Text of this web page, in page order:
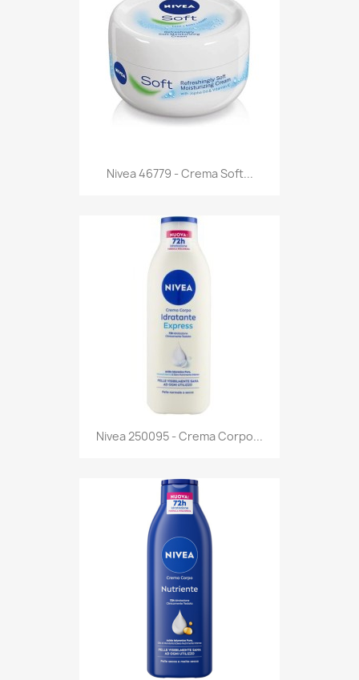
Anteprima
Nivea 46779 - Crema Soft...
Anteprima
Nivea 250095 - Crema Corpo...